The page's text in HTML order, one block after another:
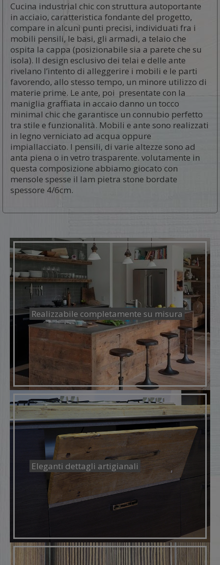
Cucina industrial chic con struttura autoportante
in acciaio, caratteristica fondante del progetto,
compare in alcuni punti precisi, individuati fra i
mobili pensili, le basi, gli armadi, a telaio che
ospita la cappa (posizionabile sia a parete che su
isola). Il design esclusivo dei telai e delle ante
rivelano l’intento di alleggerire i mobili e le parti
favorendo, allo stesso tempo, un minore utilizzo di
materie prime. Le ante, poi presentate con la
maniglia graffiata in accaio danno un tocco
minimal chic che garantisce un connubio perfetto
tra stile e funzionalità. Mobili e ante sono realizzati
in legno verniciato ad acqua oppure
impiallacciato. I pensili, di varie altezze sono ad
anta piena o in vetro trasparente. volutamente in
questa composizione abbiamo giocato con
mensole spesse il lam pietra stone bordate
spessore 4/6cm.
Realizzabile completamente su misura
Eleganti dettagli artigianali